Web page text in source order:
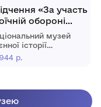
«За участь
обороні
№АБ 66107
І.І.
музей
історії
р.